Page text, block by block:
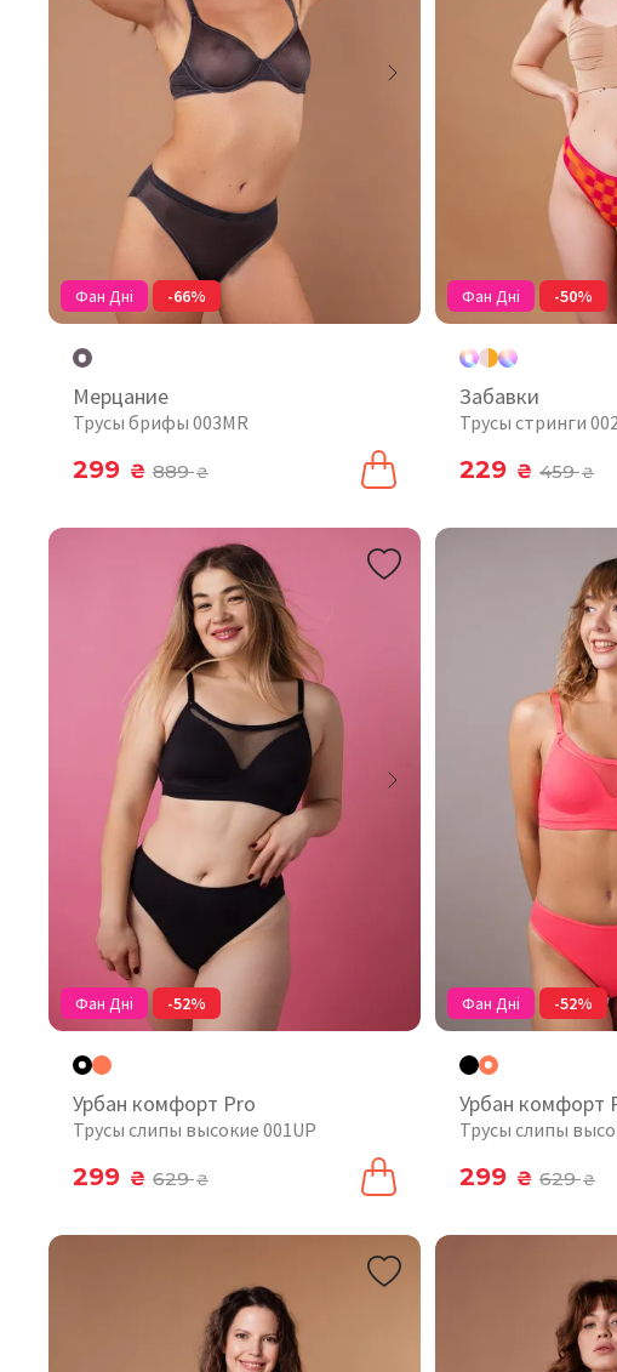
Фан Дні -66%
Мерцание
Трусы брифы 003MR
299 ₴ 889₴
Фан Дні -50%
Забавки
Трусы стринги
229 ₴ 459₴
Фан Дні -52%
Урбан комфорт Pro
Трусы слипы высокие 001UP
299 ₴ 629₴
Фан Дні -52%
Урбан комфорт
Трусы слипы
299 ₴ 629₴